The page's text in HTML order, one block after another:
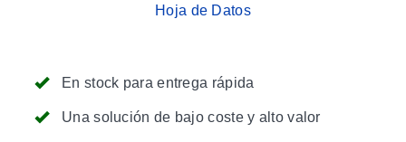
En stock para entrega rápida
Una solución de bajo coste y alto valor
Hoja de Datos